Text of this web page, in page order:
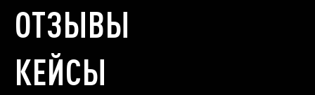
ОТЗЫВЫ
КЕЙСЫ